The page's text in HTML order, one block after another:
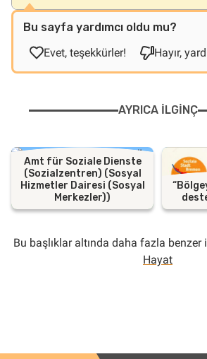
Bu sayfa yardımcı oldu mu?
Evet, teşekkürler!
Hayır,
AYRICA ILGINÇ
Amt für Soziale Dienste
(Sozialzentren) (Sosyal
Hizmetler Dairesi (Sosyal
Merkezler))
Bu başlıklar altında daha fazla benzer
Hayat